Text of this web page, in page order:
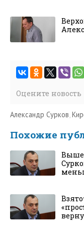
Оцените новость
Александр Сурков
Похожие